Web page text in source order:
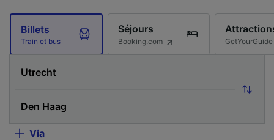
Billets
Train et bus
Séjours
Booking.com GetYourGuide
Via